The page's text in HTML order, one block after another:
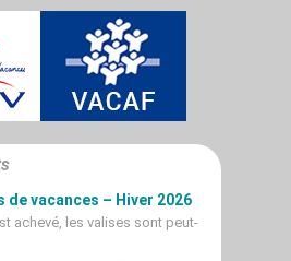
de vacances – Hiver 2026
achevé, les valises sont peut-